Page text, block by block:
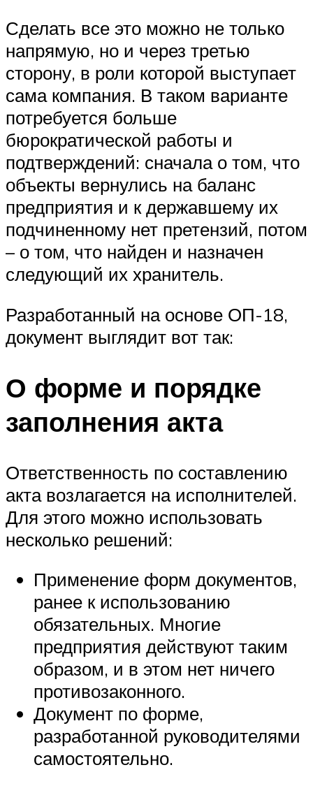
Сделать все это можно не только
напрямую, но и через третью
сторону, в роли которой выступает
сама компания. В таком варианте
потребуется больше
бюрократической работы и
подтверждений: сначала о том, что
объекты вернулись на баланс
предприятия и к державшему их
подчиненному нет претензий, потом
– о том, что найден и назначен
следующий их хранитель.
Разработанный на основе ОП-18,
документ выглядит вот так:
О форме и порядке
заполнения акта
Ответственность по составлению
акта возлагается на исполнителей.
Для этого можно использовать
несколько решений:
Применение форм документов,
ранее к использованию
обязательных. Многие
предприятия действуют таким
образом, и в этом нет ничего
противозаконного.
Документ по форме,
разработанной руководителями
самостоятельно.